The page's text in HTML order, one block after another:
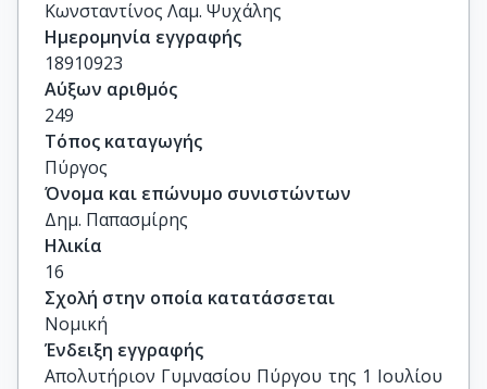
Κωνσταντίνος Λαμ. Ψυχάλης
Ημερομηνία εγγραφής
18910923
Αύξων αριθμός
249
Τόπος καταγωγής
Πύργος
Όνομα και επώνυμο συνιστώντων
Δημ. Παπασμίρης
Ηλικία
16
Σχολή στην οποία κατατάσσεται
Νομική
Ένδειξη εγγραφής
Απολυτήριον Γυμνασίου Πύργου της 1 Ιουλίου